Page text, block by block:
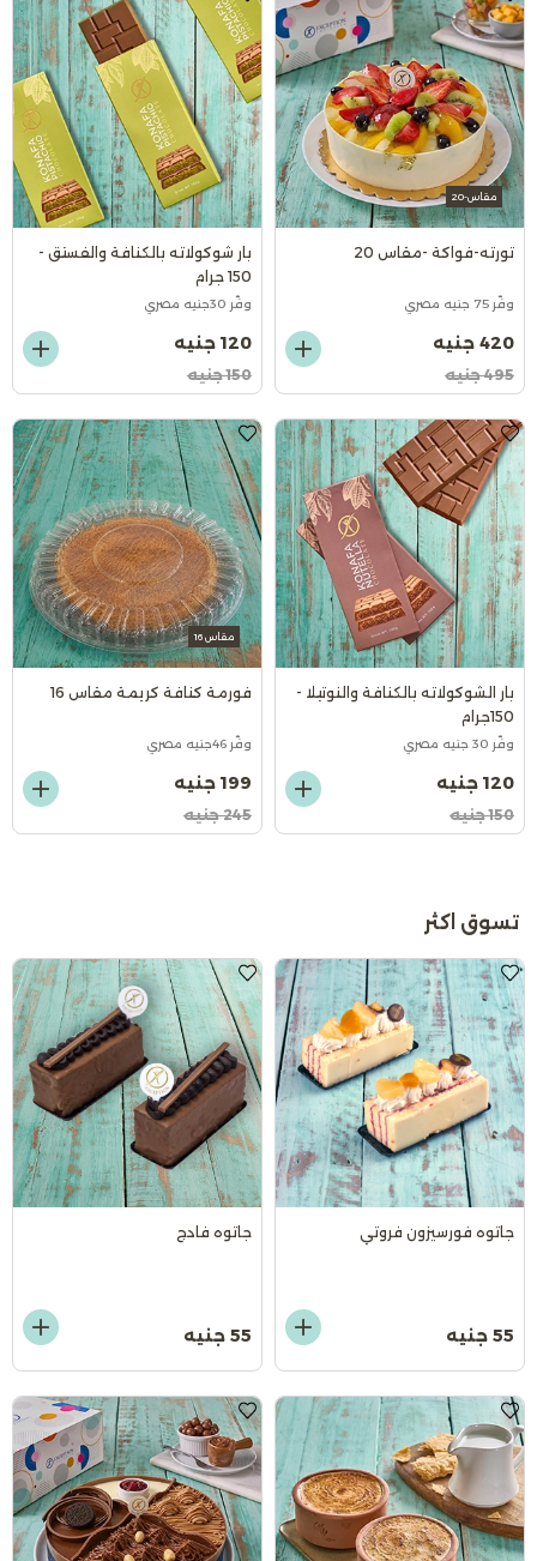
مقاس-20
تورته-فواكة -مقاس 20
وفّر 75 جنيه مصري
420 جنيه
495 جنيه
بار شوكولاته بالكنافة والفستق -
150 جرام
وفّر 30جنيه مصري
120 جنيه
150 جنيه
بار الشوكولاته بالكنافة والنوتيلا -
150جرام
وفّر 30 جنيه مصري
120 جنيه
150 جنيه
مقاس 16
فورمة كنافة كريمة مقاس 16
وفّر 46جنيه مصري
199 جنيه
245 جنيه
تسوق اكثر
جاتوه فورسيزون فروتي
55 جنيه
جاتوه فادج
55 جنيه